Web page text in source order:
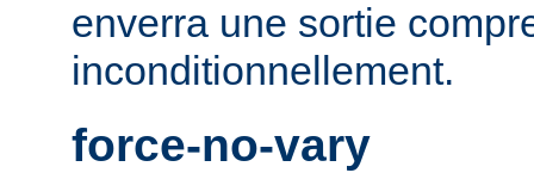
enverra une sortie
inconditionnellement.
force-no-vary